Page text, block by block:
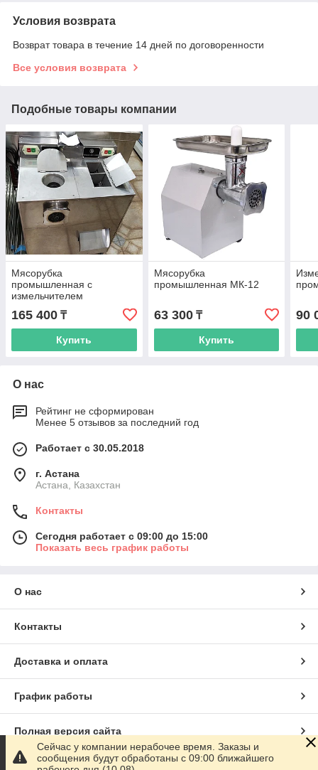
Условия возврата
Возврат товара в течение 14 дней по договоренности
Все условия возврата
Подобные товары компании
Мясорубка
промышленная с
измельчителем
165 400 ₸
Купить
Мясорубка
промышленная МК-12
63 300₸
Купить
90
О нас
Рейтинг не сформирован
Менее 5 отзывов за последний год
Работает с 30.05.2018
г. Астана
Астана, Казахстан
Контакты
Сегодня работает с 09:00 до 15:00
Показать весь график работы
О нас
Контакты
Доставка и оплата
График работы
Полная версия сайта
Сайт создан на маркетплейсе
Сейчас у компании нерабочее время. Заказы и
сообщения будут обработаны с 09:00 ближайшего